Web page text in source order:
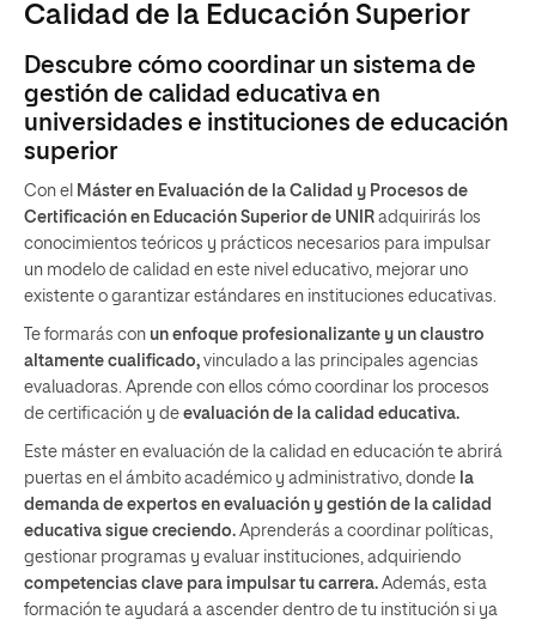
Calidad de la Educación Superior
Descubre cómo coordinar un sistema de
gestión de calidad educativa en
universidades e instituciones de educación
superior
Con el Máster en Evaluación de la Calidad y Procesos de
Certificación en Educación Superior de UNIR adquirirás los
conocimientos teóricos y prácticos necesarios para impulsar
un modelo de calidad en este nivel educativo, mejorar uno
existente o garantizar estándares en instituciones educativas.
Te formarás con un enfoque profesionalizante y un claustro
altamente cualificado, vinculado a las principales agencias
evaluadoras. Aprende con ellos cómo coordinar los procesos
de certificación y de evaluación de la calidad educativa.
Este máster en evaluación de la calidad en educación te abrirá
puertas en el ámbito académico y administrativo, donde la
demanda de expertos en evaluación y gestión de la calidad
educativa sigue creciendo. Aprenderás a coordinar políticas,
gestionar programas y evaluar instituciones, adquiriendo
competencias clave para impulsar tu carrera. Además, esta
formación te ayudará a ascender dentro de tu institución si ya